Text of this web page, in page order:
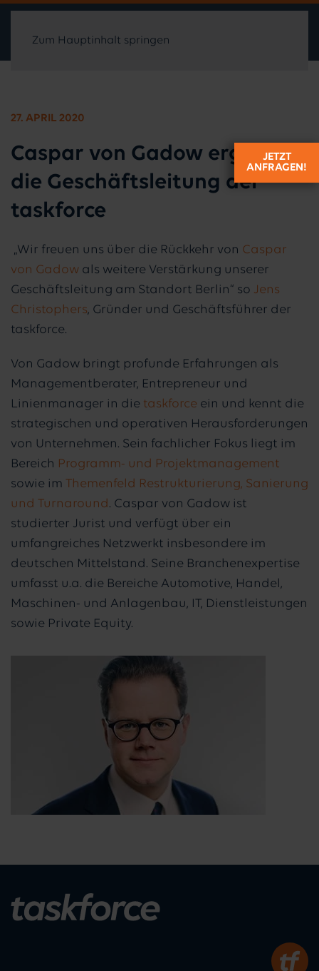
Zum Hauptinhalt springen
27. APRIL 2020
Caspar von Gadow ergänzt
die Geschäftsleitung der
taskforce
„Wir freuen uns über die Rückkehr von Caspar
von Gadow als weitere Verstärkung unserer
Geschäftsleitung am Standort Berlin“ so Jens
Christophers, Gründer und Geschäftsführer der
taskforce.
Von Gadow bringt profunde Erfahrungen als
Managementberater, Entrepreneur und
Linienmanager in die taskforce ein und kennt die
strategischen und operativen Herausforderungen
von Unternehmen. Sein fachlicher Fokus liegt im
Bereich Programm- und Projektmanagement
sowie im Themenfeld Restrukturierung, Sanierung
und Turnaround. Caspar von Gadow ist
studierter Jurist und verfügt über ein
umfangreiches Netzwerkt insbesondere im
deutschen Mittelstand. Seine Branchenexpertise
umfasst u.a. die Bereiche Automotive, Handel,
Maschinen- und Anlagenbau, IT, Dienstleistungen
sowie Private Equity.
JETZT
ANFRAGEN!